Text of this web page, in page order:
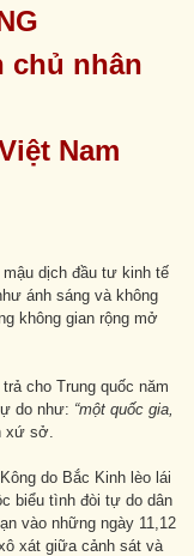
chủ nhân
Nam
dịch đầu tư kinh tế
ánh sáng và không
không gian rộng mở
cho Trung quốc năm
do như: “một quốc gia,
xứ sở.
do Bắc Kinh lèo lái
biểu tình đòi tự do dân
vào những ngày 11,12
xát giữa cảnh sát và